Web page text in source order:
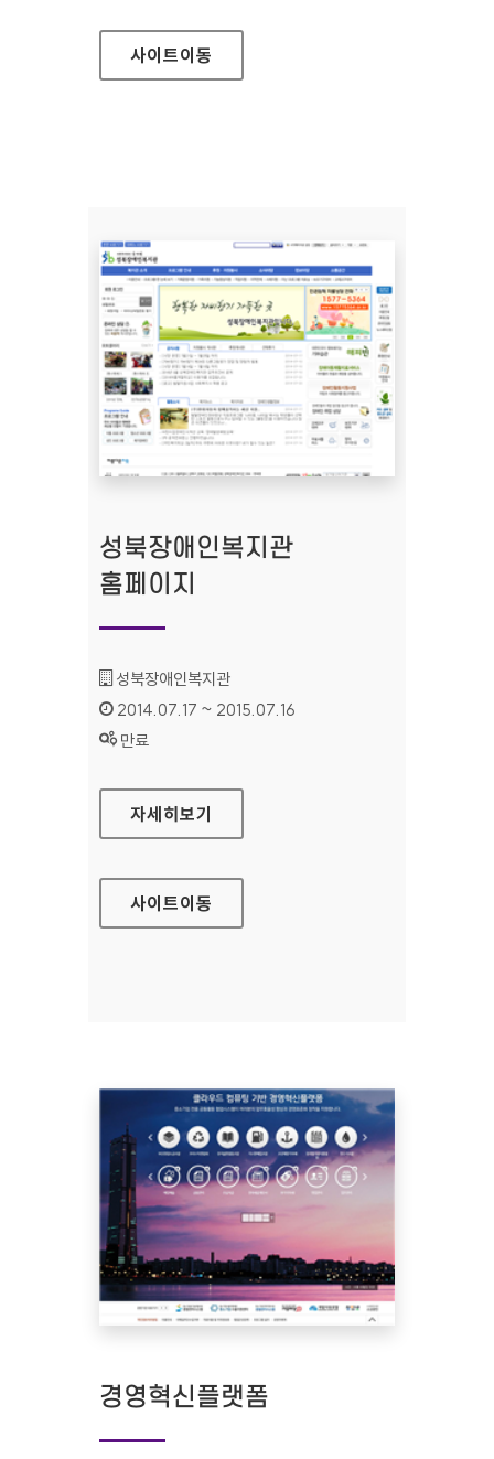
사이트이동
성북장애인복지관
홈페이지
기관명 :
성북장애인복지관
인증기간 :
2014.07.17 ~ 2015.07.16
상태 :
만료
성북장애인복지관 홈페이지
자세히보기
사이트이동
경영혁신플랫폼